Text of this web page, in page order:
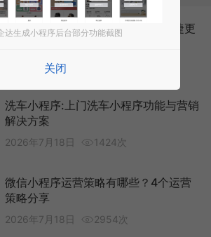
微信小程序让收发快递更高效更便捷更
2026年7月18日
洗车小程序:上门洗车小程序功能与营销
解决方案
2026年7月18日 1424次
微信小程序运营策略有哪些？4个运营
策略分享
2026年7月18日 2954次
达生成小程序后台部分功能截图
关闭